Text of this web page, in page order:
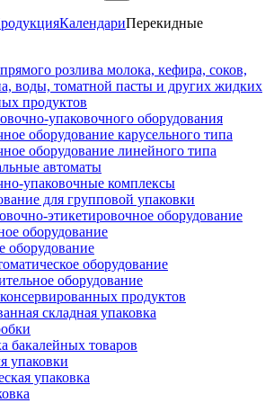
КалендариПерекидные
розлива молока, кефира, соков,
воды, томатной пасты и других жидких
продуктов
упаковочного оборудования
оборудование карусельного типа
оборудование линейного типа
автоматы
упаковочные комплексы
для групповой упаковки
этикетировочное оборудование
оборудование
оборудование
оборудование
оборудование
продуктов
складная упаковка
бакалейных товаров
упаковки
упаковка